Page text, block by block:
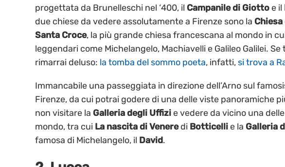
progettata da Brunelleschi nel ‘400, il Campanile di Giotto e il
due chiese da vedere assolutamente a Firenze sono la Chiesa
Santa Croce, la più grande chiesa francescana al mondo in
leggendari come Michelangelo, Machiavelli e Galileo Galilei.
rimarrai deluso: la tomba del sommo poeta, infatti, si trova a
Immancabile una passeggiata in direzione dell’Arno sul
Firenze, da cui potrai godere di una delle viste panoramiche
non visitare la Galleria degli Uffizi e vedere da vicino una
mondo, tra cui La nascita di Veneredi Botticelli e la Galleria
famosa di Michelangelo, il David.